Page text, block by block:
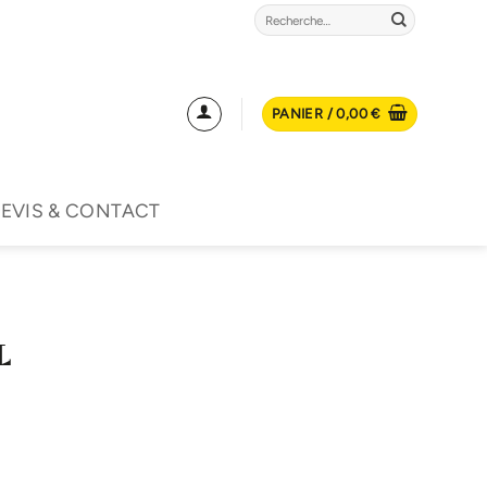
Recherche
pour :
PANIER /0,00€
& CONTACT